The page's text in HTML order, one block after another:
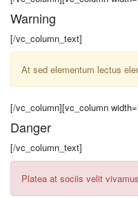
Warning
[/vc_column_text]
At sed elementum lectus
[/vc_column][vc_column
Danger
[/vc_column_text]
Platea at sociis velit vivamus